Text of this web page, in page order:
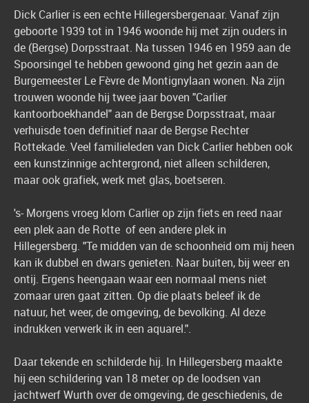
Dick Carlier is een echte Hillegersbergenaar. Vanaf zijn
geboorte 1939 tot in 1946 woonde hij met zijn ouders in
de (Bergse) Dorpsstraat. Na tussen 1946 en 1959 aan de
Spoorsingel te hebben gewoond ging het gezin aan de
Burgemeester Le Fèvre de Montignylaan wonen. Na zijn
trouwen woonde hij twee jaar boven "Carlier
kantoorboekhandel" aan de Bergse Dorpsstraat, maar
verhuisde toen definitief naar de Bergse Rechter
Rottekade. Veel familieleden van Dick Carlier hebben ook
een kunstzinnige achtergrond, niet alleen schilderen,
maar ook grafiek, werk met glas, boetseren.
's- Morgens vroeg klom Carlier op zijn fiets en reed naar
een plek aan de Rotte of een andere plek in
Hillegersberg. "Te midden van de schoonheid om mij heen
kan ik dubbel en dwars genieten. Naar buiten, bij weer en
ontij. Ergens heengaan waar een normaal mens niet
zomaar uren gaat zitten. Op die plaats beleef ik de
natuur, het weer, de omgeving, de bevolking. Al deze
indrukken verwerk ik in een aquarel.".
Daar tekende en schilderde hij. In Hillegersberg maakte
hij een schildering van 18 meter op de loodsen van
jachtwerf Wurth over de omgeving, de geschiedenis, de